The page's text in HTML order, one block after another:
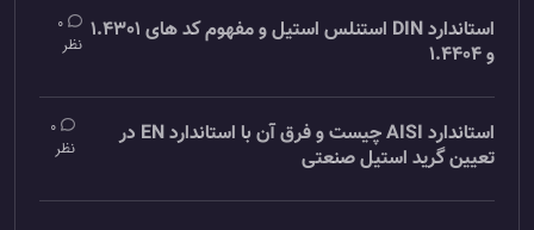
استاندارد DIN استنلس استیل و مفهوم کد های 1.4301
و 1.4404
0
نظر
استاندارد AISI چیست و فرق آن با استاندارد EN در
تعیین گرید استیل صنعتی
0
نظر